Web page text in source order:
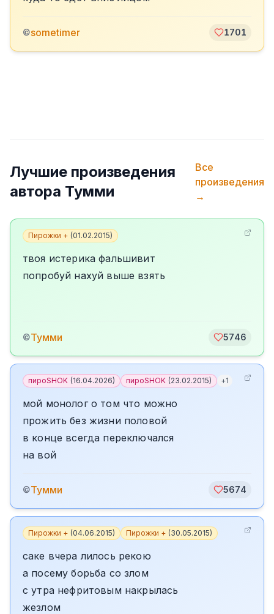
©sometimer 1701
Лучшие произведения
автора Тумми
Все
произведения
→
Пирожки + (01.02.2015)
твоя истерика фальшивит
попробуй нахуй выше взять
©Тумми 5746
пироSHOK (16.04.2026) пироSHOK (23.02.2015) +1
мой монолог о том что можно
прожить без жизни половой
в конце всегда переключался
на вой
©Тумми 5674
Пирожки + (04.06.2015) Пирожки + (30.05.2015)
саке вчера лилось рекою
а посему борьба со злом
с утра нефритовым накрылась
жезлом